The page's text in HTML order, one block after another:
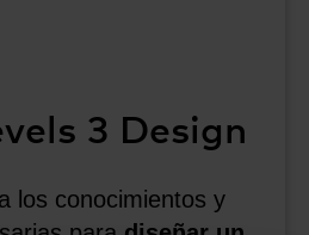
3 Design
los conocimientos y